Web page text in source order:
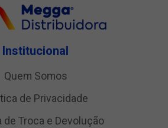
Institucional
Quem Somos
de Privacidade
de Troca e Devolução